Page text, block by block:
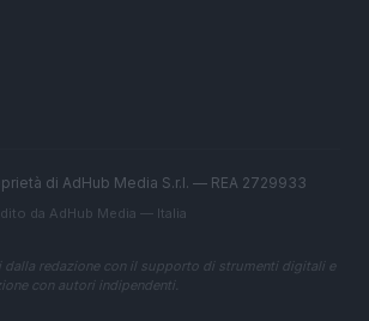
di AdHub Media S.r.l. — REA 2729933
da AdHub Media — Italia
dalla redazione con il supporto di strumenti digitali e
con autori indipendenti.